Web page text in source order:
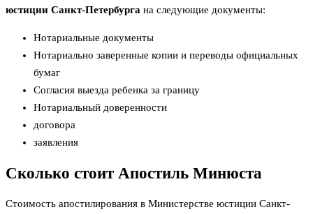
юстиции Санкт-Петербурга на следующие документы:
Нотариальные документы
Нотариально заверенные копии и переводы официальных
бумаг
Согласия выезда ребенка за границу
Нотариальный доверенности
договора
заявления
Сколько стоит Апостиль Минюста
Стоимость апостилирования в Министерстве юстиции Санкт-